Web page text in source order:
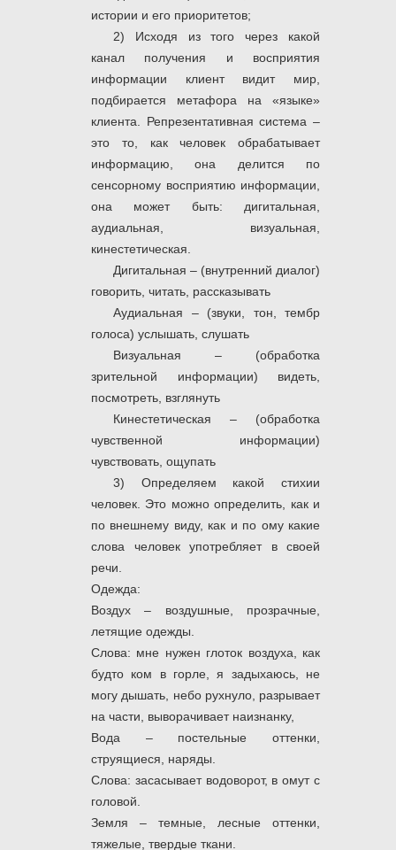
истории и его приоритетов;
2) Исходя из того через какой
канал получения и восприятия
информации клиент видит мир,
подбирается метафора на «языке»
клиента. Репрезентативная система –
это то, как человек обрабатывает
информацию, она делится по
сенсорному восприятию информации,
она может быть: дигитальная,
аудиальная, визуальная,
кинестетическая.
Дигитальная – (внутренний диалог)
говорить, читать, рассказывать
Аудиальная – (звуки, тон, тембр
голоса) услышать, слушать
Визуальная – (обработка
зрительной информации) видеть,
посмотреть, взглянуть
Кинестетическая – (обработка
чувственной информации)
чувствовать, ощупать
3) Определяем какой стихии
человек. Это можно определить, как и
по внешнему виду, как и по ому какие
слова человек употребляет в своей
речи.
Одежда:
Воздух – воздушные, прозрачные,
летящие одежды.
Слова: мне нужен глоток воздуха, как
будто ком в горле, я задыхаюсь, не
могу дышать, небо рухнуло, разрывает
на части, выворачивает наизнанку,
Вода – постельные оттенки,
струящиеся, наряды.
Слова: засасывает водоворот, в омут с
головой.
Земля – темные, лесные оттенки,
тяжелые, твердые ткани.